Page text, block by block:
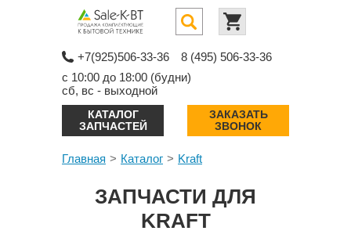
+7(925)506-33-36
8 (495) 506-33-36
с 10:00 до 18:00 (будни)
сб, вс - выходной
КАТАЛОГ
ЗАПЧАСТЕЙ
ЗАКАЗАТЬ
ЗВОНОК
Главная Каталог Kraft
ЗАПЧАСТИ ДЛЯ
KRAFT